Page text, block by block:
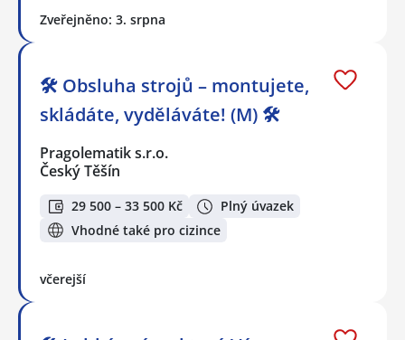
Zveřejněno: 3. srpna
🛠️ Obsluha strojů – montujete,
skládáte, vyděláváte! (M) 🛠️
Pragolematik s.r.o.
Český Těšín
29 500 – 33 500 Kč
Plný úvazek
Vhodné také pro cizince
včerejší